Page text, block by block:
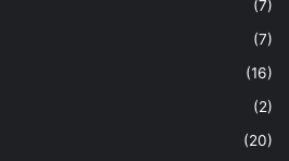
(7)
(7)
(16)
(2)
(20)